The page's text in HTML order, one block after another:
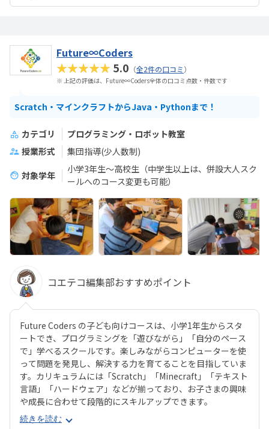
Future∞Coders
★★★★★ 5.0 （全2件の口コミ）
※ 上記の評価は、Future∞Coders全体の口コミ点数・件数です
​Scratch・マインクラフトからJava・Pythonまで！
カテゴリ
プログラミング・ロボット教室
授業形式
集団指導(少人数制)
対象学年
小学3年生〜高校生（中学生以上は、併設大人スク
ールへのコース変更も可能）
コエテコ編集部おすすめポイント
Future Coders の子ども向けコースは、小学1年生からスタ
ートでき、プログラミングを「遊びながら」「自分のペース
で」学べるスクールです。楽しみながらコンピューターを使
って問題を発見し、解決する力を育てることを目指していま
す。カリキュラムには「Scratch」「Minecraft」「テキスト
言語」「ハードウェア」などが揃っており、お子さまの興味
や成長に合わせて段階的にスキルアップできます。
続きを読む